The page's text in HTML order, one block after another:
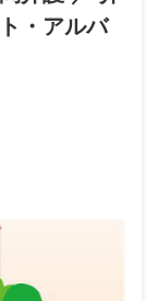
・アルバ